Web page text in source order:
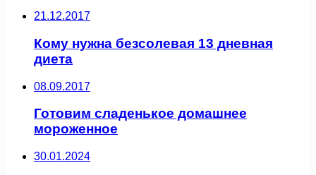
21.12.2017
Кому нужна безсолевая 13 дневная
диета
08.09.2017
Готовим сладенькое домашнее
мороженное
30.01.2024